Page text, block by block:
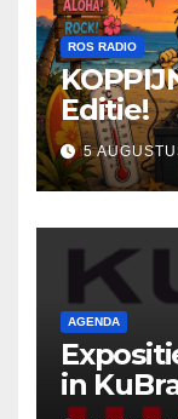
ROS RADIO
Editie!
5
AGENDA
in